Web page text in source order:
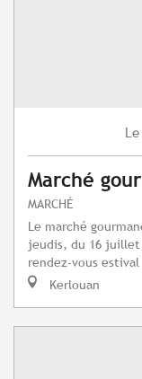
Le
Marché
MARCHÉ
Le marché
jeudis, du 16 juillet
rendez-vous
Kerlouan